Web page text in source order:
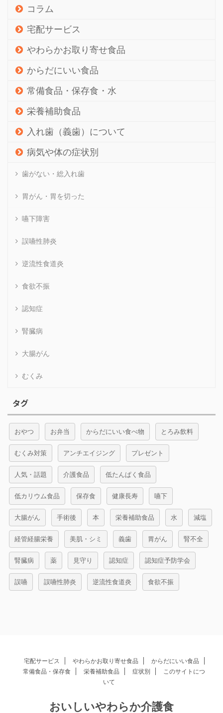
コラム
宅配サービス
やわらかお取り寄せ食品
からだにいい食品
常備食品・保存食・水
栄養補助食品
入れ歯（義歯）について
病気や体の症状別
歯がない・総入れ歯
胃がん・胃を切った
嚥下障害
誤嚥性肺炎
逆流性食道炎
食欲不振
認知症
腎臓病
大腸がん
むくみ
タグ
おやつ お弁当 からだにいい食べ物 とろみ飲料
むくみ対策 アンチエイジング プレゼント
人気・話題 介護食品 低たんぱく食品
低カリウム食品 保存食 健康長寿 嚥下
大腸がん 手術後 本 栄養補助食品 水 減塩
経管経腸栄養 美肌・シミ 義歯 胃がん 腎不全
腎臓病 薬 見守り 認知症 認知症予防学会
誤嚥 誤嚥性肺炎 逆流性食道炎 食欲不振
宅配サービス やわらかお取り寄せ食品
からだにいい食品
常備食品・保存食
栄養補助食品 症状別
このサイトにつ
いて
おいしいやわらか介護食